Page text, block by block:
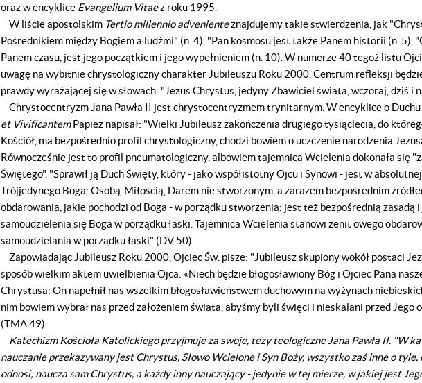
oraz w encyklice Evangelium Vitaez roku 1995.
W liście apostolskim Tertio millennio advenienteznajdujemy takie stwierdzenia, jak
Pośrednikiem między Bogiem a ludźmi" (n. 4), "Pan kosmosu jest także Panem historii (n. 5),
Panem czasu, jest jego początkiem i jego wypełnieniem (n. 10). W numerze 40 tegoż listu
uwagę na wybitnie chrystologiczny charakter Jubileuszu Roku 2000. Centrum refleksji
prawdy wyrażającej się w słowach: "Jezus Chrystus, jedyny Zbawiciel świata, wczoraj, dziś i
Chrystocentryzm Jana Pawła II jest chrystocentryzmem trynitarnym. W encyklice o
et VivificantemPapież napisał: "Wielki Jubileusz zakończenia drugiego tysiąclecia, do
Kościół, ma bezpośrednio profil chrystologiczny, chodzi bowiem o uczczenie narodzenia
Równocześnie jest to profil pneumatologiczny, albowiem tajemnica Wcielenia dokonała się
Świętego". "Sprawił ją Duch Święty, który - jako współistotny Ojcu i Synowi - jest w
Trójjedynego Boga: Osobą-Miłością, Darem nie stworzonym, a zarazem bezpośrednim
obdarowania, jakie pochodzi od Boga - w porządku stworzenia; jest też bezpośrednią zasadą
samoudzielenia się Boga w porządku łaski. Tajemnica Wcielenia stanowi zenit owego
samoudzielania w porządku łaski" (DV 50).
Zapowiadając Jubileusz Roku 2000, Ojciec Św. pisze: "Jubileusz skupiony wokół postaci
sposób wielkim aktem uwielbienia Ojca: «Niech będzie błogosławiony Bóg i Ojciec Pana
Chrystusa: On napełnił nas wszelkim błogosławieństwem duchowym na wyżynach
nim bowiem wybrał nas przed założeniem świata, abyśmy byli święci i nieskalani przed Jego
(TMA 49).
Katechizm Kościoła Katolickiego przyjmuje za swoje, tezy teologiczne Jana Pawła II. "W
nauczanie przekazywany jest Chrystus, Słowo Wcielone i Syn Boży, wszystko zaś inne o tyle,
odnosi; naucza sam Chrystus, a każdy inny nauczający - jedynie w tej mierze, w jakiej jest